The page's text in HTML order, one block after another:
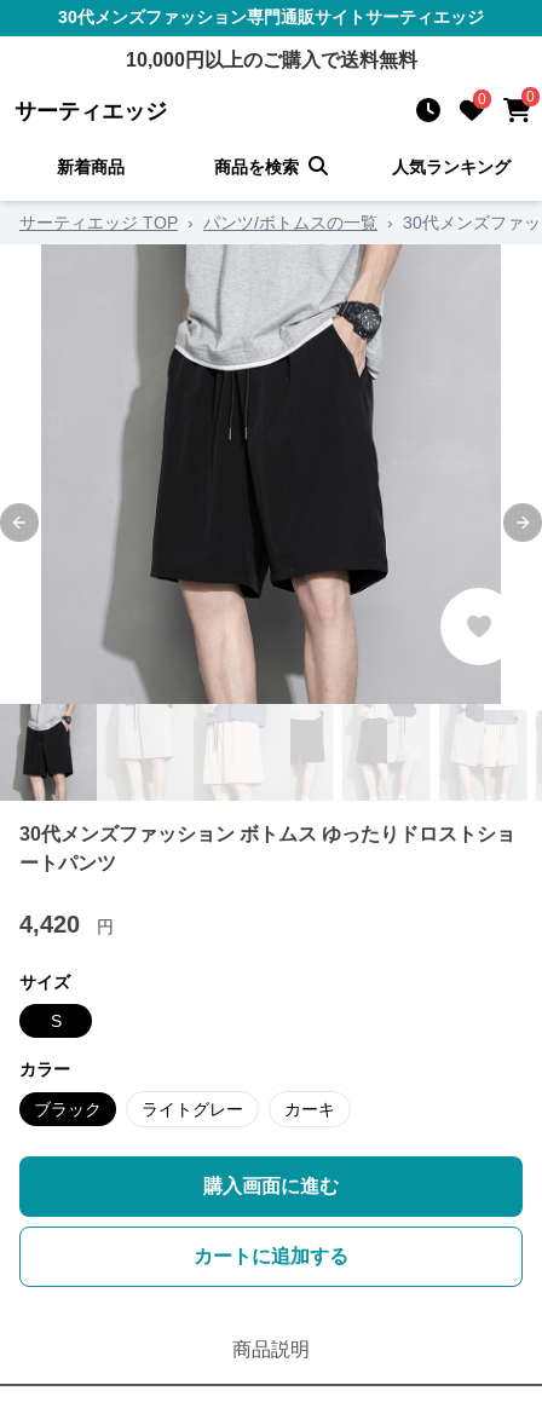
30代メンズファッション専門通販サイトサーティエッジ
10,000円以上のご購入で送料無料
サーティエッジ 0 0
新着商品 商品を検索 人気ランキング
サーティエッジ TOP › パンツ/ボトムスの一覧 › 30代メンズファ
Previous slide
30代メンズファッション ボトムス ゆったりドロストショ
ートパンツ
4,420 円
サイズ
S
カラー
ブラック ライトグレー カーキ
購入画面に進む
カートに追加する
商品説明